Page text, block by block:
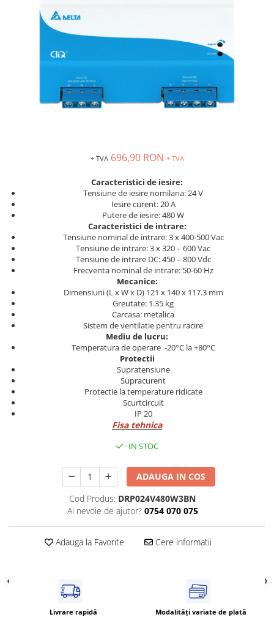
Router si switch-uri industriale
Afisoare digitale
Senzori distanta
Senzori fotoelectrici
Senzori magnetici-rezistivi
Senzori ultrasonici
STEP-PS
Butoane si accesorii
Direct-On-Line Starters
Cam Switches
Cleme sir
Accesorii cleme
Cleme 10mm
Cleme 2.5mm
Cleme 6mm
Intrerupator general
+ TVA 696,90 RON + TVA
Caracteristici de iesire:
Tensiune de iesire nomilana: 24 V
Iesire curent: 20 A
Putere de iesire: 480 W
Caracteristici de intrare:
Tensiune nominal de intrare: 3 x 400-500 Vac
Tensiune de intrare: 3 x 320 – 600 Vac
Tensiune de intrare DC: 450 – 800 Vdc
Frecventa nominal de intrare: 50-60 Hz
Mecanice:
Dimensiuni (L x W x D) 121 x 140 x 117.3 mm
Greutate: 1.35 kg
Carcasa: metalica
Sistem de ventilatie pentru racire
Mediu de lucru:
Temperatura de operare -20°C la +80°C
Protectii
Supratensiune
Supracurent
Protectie la temperature ridicate
Scurtcircuit
IP 20
Fisa tehnica
IN STOC
ADAUGA IN COS
Cod Produs: DRP024V480W3BN
Ai nevoie de ajutor? 0754 070 075
Adauga la Favorite Cere informatii
Livrare rapidă Modalități variate de plată